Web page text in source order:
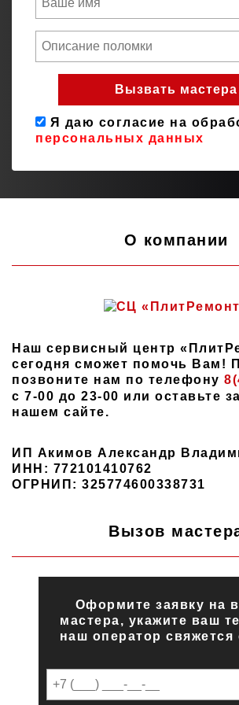
Я даю согласие на
персональных данных
О компании
Наш сервисный центр
сегодня сможет помочь Вам!
позвоните нам по телефону
с 7-00 до 23-00 или оставьте
нашем сайте.
ИП Акимов Александр
ИНН: 772101410762
ОГРНИП: 325774600338731
Вызов
Оформите заявку на
мастера, укажите ваш
наш оператор свяжется